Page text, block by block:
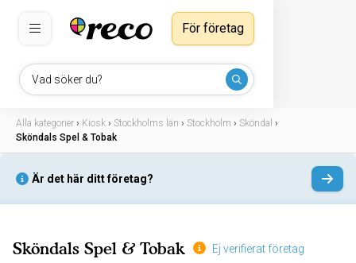
Vad söker du?
För företag
Alla kategorier › Kiosk › Stockholms län › Stockholm › Sköndal ›
Sköndals Spel & Tobak
Är det här ditt företag?
Sköndals Spel & Tobak Ej verifierat företag